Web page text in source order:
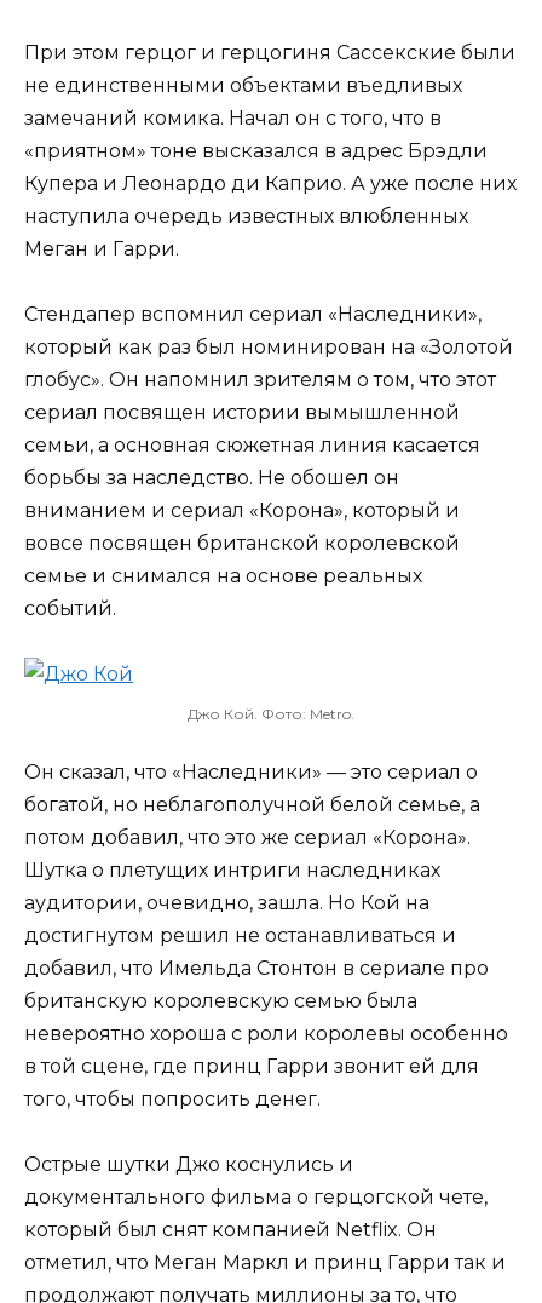
При этом герцог и герцогиня Сассекские были
не единственными объектами въедливых
замечаний комика. Начал он с того, что в
«приятном» тоне высказался в адрес Брэдли
Купера и Леонардо ди Каприо. А уже после них
наступила очередь известных влюбленных
Меган и Гарри.
Стендапер вспомнил сериал «Наследники»,
который как раз был номинирован на «Золотой
глобус». Он напомнил зрителям о том, что этот
сериал посвящен истории вымышленной
семьи, а основная сюжетная линия касается
борьбы за наследство. Не обошел он
вниманием и сериал «Корона», который и
вовсе посвящен британской королевской
семье и снимался на основе реальных
событий.
Джо Кой. Фото: Metro.
Он сказал, что «Наследники» — это сериал о
богатой, но неблагополучной белой семье, а
потом добавил, что это же сериал «Корона».
Шутка о плетущих интриги наследниках
аудитории, очевидно, зашла. Но Кой на
достигнутом решил не останавливаться и
добавил, что Имельда Стонтон в сериале про
британскую королевскую семью была
невероятно хороша с роли королевы особенно
в той сцене, где принц Гарри звонит ей для
того, чтобы попросить денег.
Острые шутки Джо коснулись и
документального фильма о герцогской чете,
который был снят компанией Netflix. Он
отметил, что Меган Маркл и принц Гарри так и
продолжают получать миллионы за то, что